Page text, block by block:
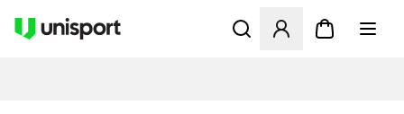
Åbner en Modal til at